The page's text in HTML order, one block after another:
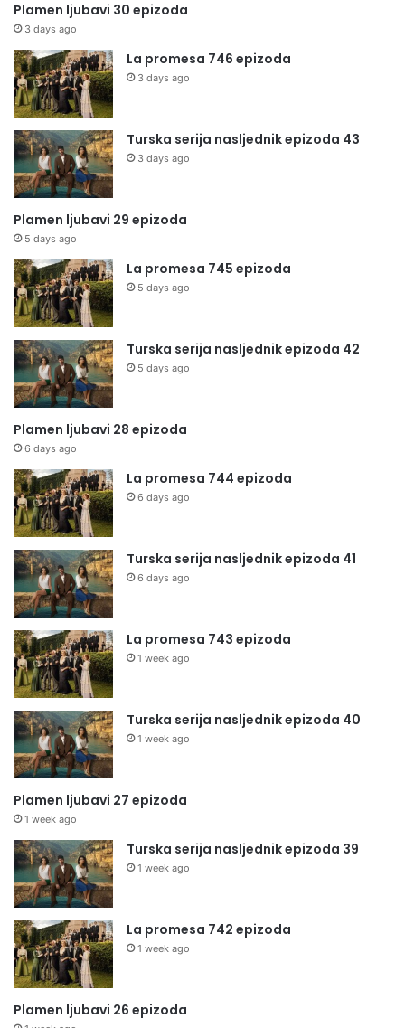
Plamen ljubavi 30 epizoda
3 days ago
La promesa 746 epizoda
3 days ago
Turska serija nasljednik epizoda 43
3 days ago
Plamen ljubavi 29 epizoda
5 days ago
La promesa 745 epizoda
5 days ago
Turska serija nasljednik epizoda 42
5 days ago
Plamen ljubavi 28 epizoda
6 days ago
La promesa 744 epizoda
6 days ago
Turska serija nasljednik epizoda 41
6 days ago
La promesa 743 epizoda
1 week ago
Turska serija nasljednik epizoda 40
1 week ago
Plamen ljubavi 27 epizoda
1 week ago
Turska serija nasljednik epizoda 39
1 week ago
La promesa 742 epizoda
1 week ago
Plamen ljubavi 26 epizoda